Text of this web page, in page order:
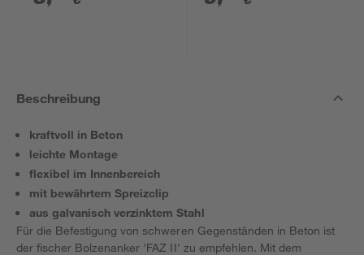
Beschreibung
kraftvoll in Beton
leichte Montage
flexibel im Innenbereich
mit bewährtem Spreizclip
aus galvanisch verzinktem Stahl
Für die Befestigung von schweren Gegenständen in Beton ist
der fischer Bolzenanker 'FAZ II' zu empfehlen. Mit dem